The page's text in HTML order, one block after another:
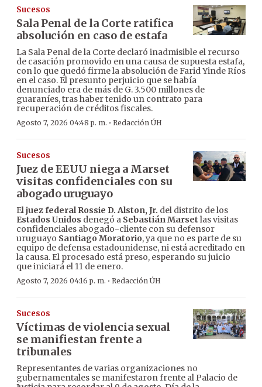
Sucesos
Sala Penal de la Corte ratifica
absolución en caso de estafa
La Sala Penal de la Corte declaró inadmisible el recurso
de casación promovido en una causa de supuesta estafa,
con lo que quedó firme la absolución de Farid Yinde Ríos
en el caso. El presunto perjuicio que se había
denunciado era de más de G. 3.500 millones de
guaraníes, tras haber tenido un contrato para
recuperación de créditos fiscales.
Agosto 7, 2026 04:48 p. m. · Redacción ÚH
Sucesos
Juez de EEUU niega a Marset
visitas confidenciales con su
abogado uruguayo
Eljuez federal Rossie D. Alston, Jr. del distrito de los
Estados Unidos denegó a Sebastián Marset las visitas
confidenciales abogado-cliente con su defensor
uruguayo Santiago Moratorio, ya que no es parte de su
equipo de defensa estadounidense, ni está acreditado en
la causa. El procesado está preso, esperando su juicio
que iniciará el 11 de enero.
Agosto 7, 2026 04:16 p. m. · Redacción ÚH
Sucesos
Víctimas de violencia sexual
se manifiestan frente a
tribunales
Representantes de varias organizaciones no
gubernamentales se manifestaron frente al Palacio de